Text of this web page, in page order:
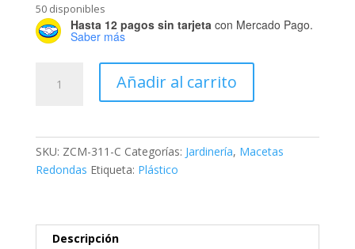
50 disponibles
Hasta 12 pagos sin tarjetacon Mercado Pago.
Saber más
Campana
Añadir al carrito
SKU: ZCM-311-C Categorías: Jardinería, Macetas
Redondas Etiqueta: Plástico
Descripción